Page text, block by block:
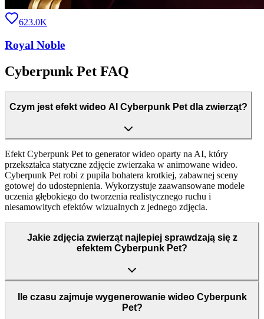
623.0K
Royal Noble
Cyberpunk Pet FAQ
Czym jest efekt wideo AI Cyberpunk Pet dla zwierząt?
Efekt Cyberpunk Pet to generator wideo oparty na AI, który
przekształca statyczne zdjęcie zwierzaka w animowane wideo.
Cyberpunk Pet robi z pupila bohatera krotkiej, zabawnej sceny
gotowej do udostepnienia. Wykorzystuje zaawansowane modele
uczenia głębokiego do tworzenia realistycznego ruchu i
niesamowitych efektów wizualnych z jednego zdjęcia.
Jakie zdjęcia zwierząt najlepiej sprawdzają się z
efektem Cyberpunk Pet?
Ile czasu zajmuje wygenerowanie wideo Cyberpunk
Pet?